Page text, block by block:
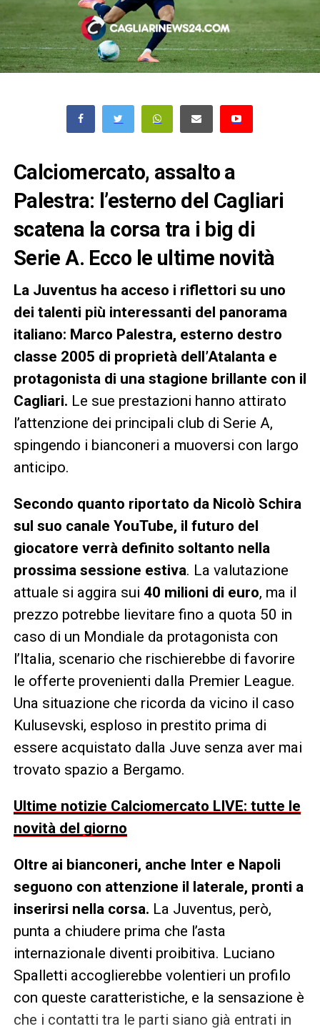
Calciomercato, assalto a
Palestra: l’esterno del Cagliari
scatena la corsa tra i big di
Serie A. Ecco le ultime novità
La Juventus ha acceso i riflettori su uno
dei talenti più interessanti del panorama
italiano: Marco Palestra, esterno destro
classe 2005 di proprietà dell’Atalanta e
protagonista di una stagione brillante con il
Cagliari. Le sue prestazioni hanno attirato
l’attenzione dei principali club di Serie A,
spingendo i bianconeri a muoversi con largo
anticipo.
Secondo quanto riportato da Nicolò Schira
sul suo canale YouTube, il futuro del
giocatore verrà definito soltanto nella
prossima sessione estiva. La valutazione
attuale si aggira sui 40 milioni di euro, ma il
prezzo potrebbe lievitare fino a quota 50 in
caso di un Mondiale da protagonista con
l’Italia, scenario che rischierebbe di favorire
le offerte provenienti dalla Premier League.
Una situazione che ricorda da vicino il caso
Kulusevski, esploso in prestito prima di
essere acquistato dalla Juve senza aver mai
trovato spazio a Bergamo.
Ultime notizie Calciomercato LIVE: tutte le
novità del giorno
Oltre ai bianconeri, anche Inter e Napoli
seguono con attenzione il laterale, pronti a
inserirsi nella corsa. La Juventus, però,
punta a chiudere prima che l’asta
internazionale diventi proibitiva. Luciano
Spalletti accoglierebbe volentieri un profilo
con queste caratteristiche, e la sensazione è
che i contatti tra le parti siano già entrati in